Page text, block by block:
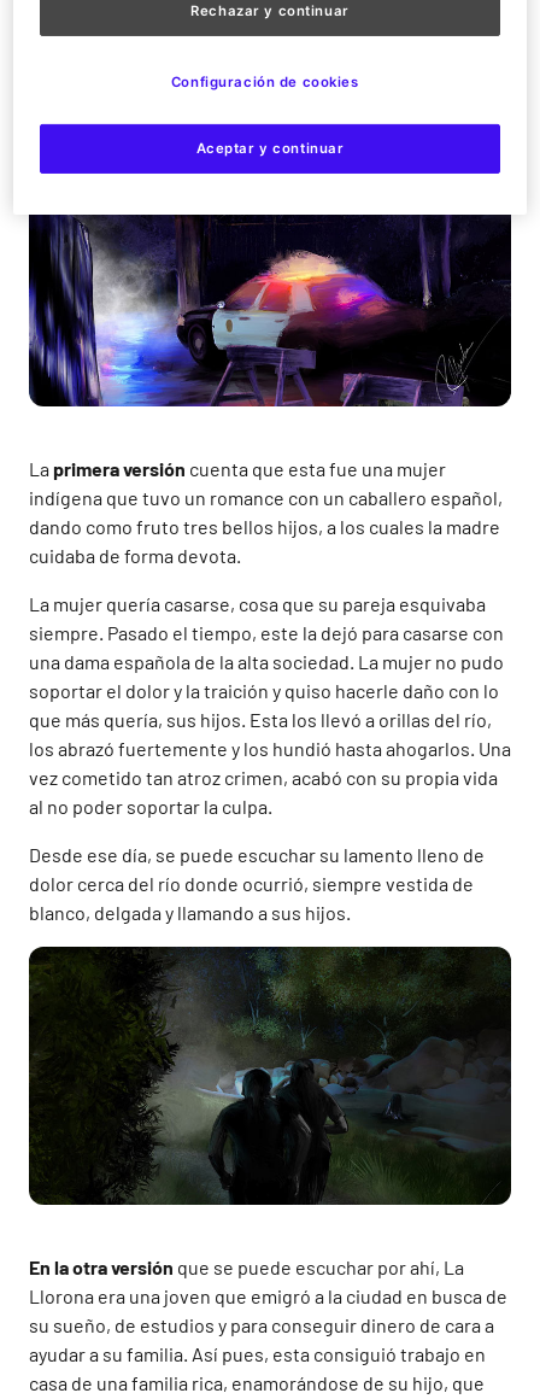
de Halloween que dará comienzo el próximo 4 de
La primera versión cuenta que esta fue una mujer
indígena que tuvo un romance con un caballero español,
dando como fruto tres bellos hijos, a los cuales la madre
cuidaba de forma devota.
La mujer quería casarse, cosa que su pareja esquivaba
siempre. Pasado el tiempo, este la dejó para casarse con
una dama española de la alta sociedad. La mujer no pudo
soportar el dolor y la traición y quiso hacerle daño con lo
que más quería, sus hijos. Esta los llevó a orillas del río,
los abrazó fuertemente y los hundió hasta ahogarlos. Una
vez cometido tan atroz crimen, acabó con su propia vida
al no poder soportar la culpa.
Desde ese día, se puede escuchar su lamento lleno de
dolor cerca del río donde ocurrió, siempre vestida de
blanco, delgada y llamando a sus hijos.
En la otra versión que se puede escuchar por ahí, La
Llorona era una joven que emigró a la ciudad en busca de
su sueño, de estudios y para conseguir dinero de cara a
ayudar a su familia. Así pues, esta consiguió trabajo en
casa de una familia rica, enamorándose de su hijo, que
Rechazar y continuar
Aceptar y continuar
Configuración de cookies